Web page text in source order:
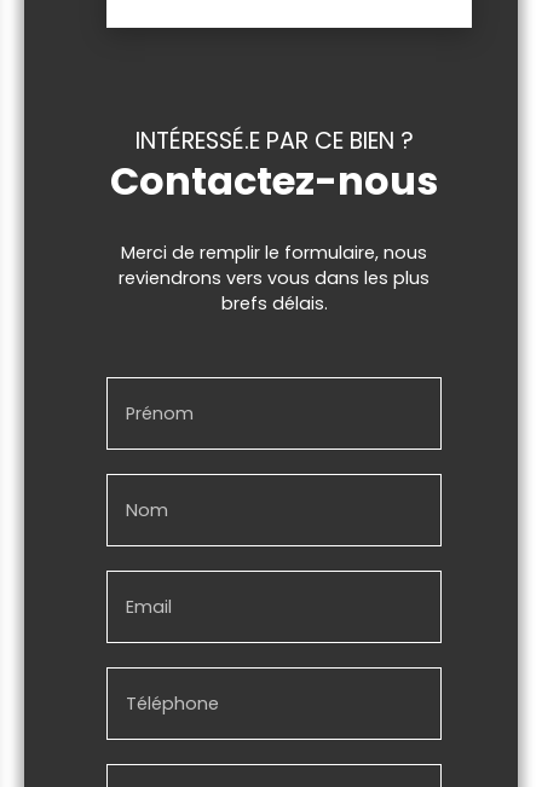
INTÉRESSÉ.E PAR CE BIEN ?
Contactez-nous
Merci de remplir le formulaire, nous
reviendrons vers vous dans les plus
brefs délais.
Prénom
Nom
Email
Téléphone